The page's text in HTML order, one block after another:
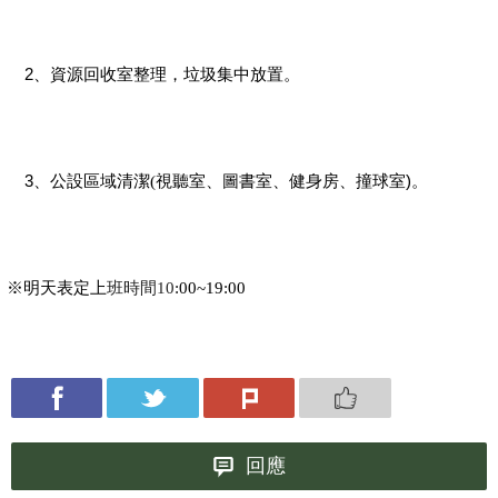
2 、資源回收室整理，垃圾集中放置。
3 公設區域清潔(視聽室、圖書室、健身房、撞球室)。
※明天表定上班時間10:00~19:00
回應